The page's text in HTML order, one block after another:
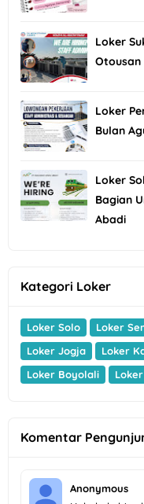
Loker
Otousan
Loker
Bulan
Loker
Bagian
Abadi
Kategori Loker
Loker Solo Loker
Loker Jogja
Loker
Loker Boyolali
Komentar
Anonymous